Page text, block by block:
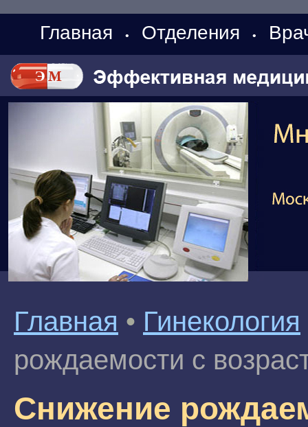
Главная • Отделения •
Главная • Гинекология
рождаемости с
Снижение